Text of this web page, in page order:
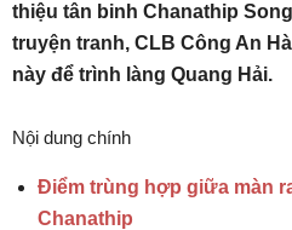
thiệu tân binh Chanathip
truyện tranh, CLB Công An
này để trình làng Quang Hải.
Nội dung chính
Điểm trùng hợp giữa màn
Chanathip